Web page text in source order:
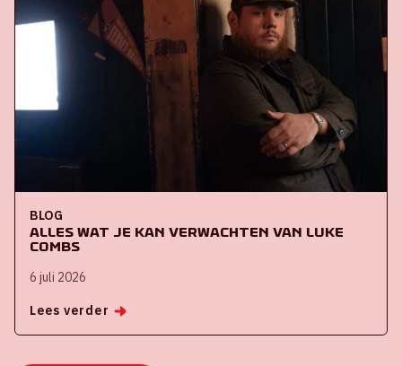
BLOG
Alles wat je kan verwachten van Luke
Combs
6 juli 2026
Lees verder